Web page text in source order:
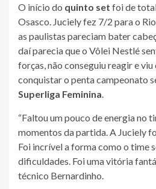
O início do quinto set foi de
Osasco. Juciely fez 7/2 para o
as paulistas pareciam bater
daí parecia que o Vôlei Nestlé
forças, não conseguiu reagir e viu
conquistar o penta campeonato
Superliga Feminina.
“Faltou um pouco de energia no
momentos da partida. A Juciely
Foi incrível a forma como o time
dificuldades. Foi uma vitória
técnico Bernardinho.